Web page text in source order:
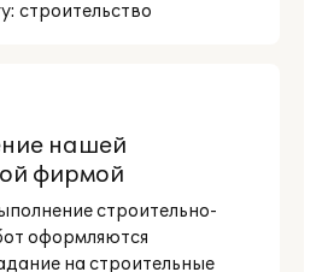
строительство
нашей
фирмой
строительно-
оформляются
на строительные